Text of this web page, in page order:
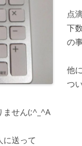
点
下
の
他
つ
ません(;^_^A
に送って